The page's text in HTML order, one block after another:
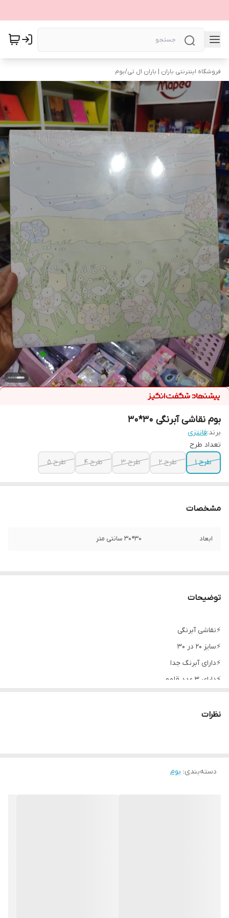
فروشگاه اینترنتی باران | باران ال تی/بوم
بوم نقاشی آبرنگی 30*30
برند:فانتزی
تعداد طرح
طرح 1
طرح 2 طرح 3 طرح 4 طرح 5
مشخصات
ابعاد 30*30 سانتی متر
توضیحات
⚡️نقاشی آبرنگی
⚡️سایز ۲۰ در ۳۰
⚡️دارای آبرنگ جدا
⚡️دارای ۳ عدد قلمو
نظرات
دسته‌بندی: بوم